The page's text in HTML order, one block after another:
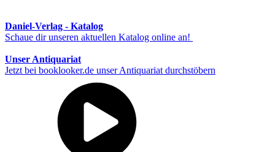
Daniel-Verlag - Katalog
Schaue dir unseren aktuellen Katalog online an!
Unser Antiquariat
Jetzt bei booklooker.de unser Antiquariat durchstöbern